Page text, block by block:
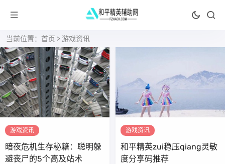
当前位置： 首页 > 游戏资讯
游戏资讯
暗夜危机生存秘籍：聪明躲
避丧尸的5个高及站术
游戏资讯
和平精英zui稳压qiang灵敏
度分享码推荐